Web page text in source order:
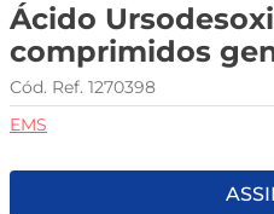
4º
aptamil
5º
nutridrink
6º
rosuvastatina
Ácido
comprimidos
1270398
EMS